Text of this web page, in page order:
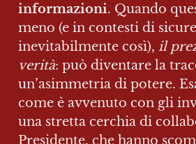
informazioni. Quando
meno (e in contesti di
inevitabilmente così), il
verità: può diventare la
un’asimmetria di potere.
come è avvenuto con gli
una stretta cerchia di
Presidente, che hanno